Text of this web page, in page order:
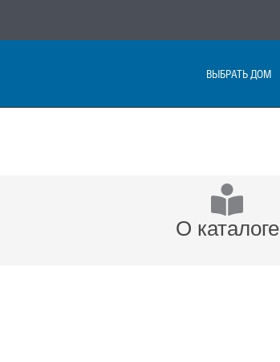
ВЫБРАТЬ ДОМ
О каталоге